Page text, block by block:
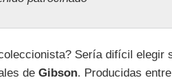
Sería difícil elegir
de Gibson. Producidas